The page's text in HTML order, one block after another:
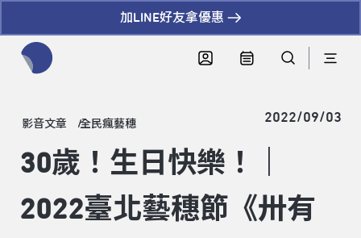
加LINE好友拿優惠
影音文章 全民瘋藝穗 2022/09/03
30歲！生日快樂！｜
2022臺北藝穗節《卅有